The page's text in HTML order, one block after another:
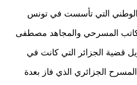
الوطني التي تأسست في تونس
الكاتب المسرحي والمجاهد مصطفى
قضية الجزائر التي كانت في
الجزائري الذي فاز بعدة